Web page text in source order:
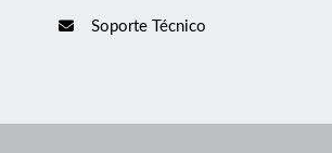
Soporte Técnico